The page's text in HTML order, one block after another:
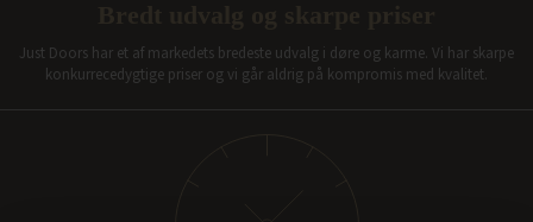
Just Doors har et af markedets bredeste udvalg i døre og karme. Vi har skarpe
konkurrecedygtige priser og vi går aldrig på kompromis med kvalitet.